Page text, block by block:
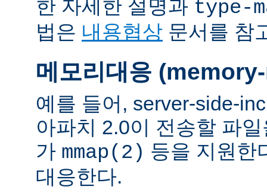
한 자세한 설명과 type-
법은 내용협상 문서를 참
메모리대응
예를 들어, server-side-
아파치 2.0이 전송할 파
가 mmap(2) 등을 지원한
대응한다.